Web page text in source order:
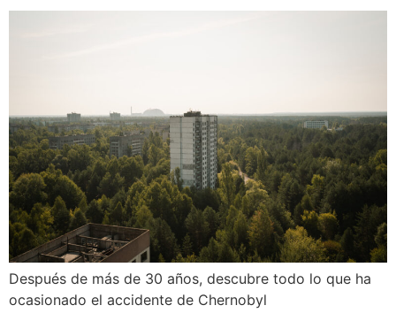
Después de más de 30 años, descubre todo lo que ha
ocasionado el accidente de Chernobyl